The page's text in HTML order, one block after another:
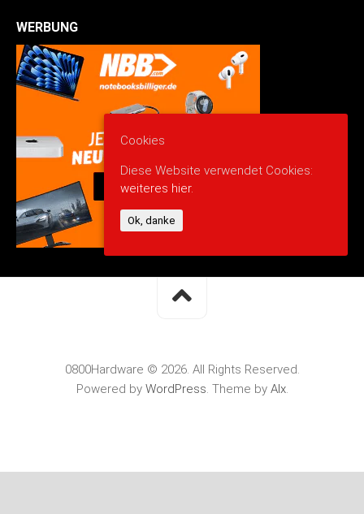
WERBUNG
0800Hardware © 2026. All Rights Reserved.
Powered by WordPress. Theme by Alx.
Cookies
Diese Website verwendet Cookies:
weiteres hier.
Ok, danke